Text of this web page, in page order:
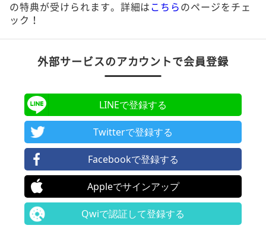
の特典が受けられます。詳細は こちら のページをチェ
ック！
外部サービスのアカウントで会員登録
LINEで登録する
Twitterで登録する
Facebookで登録する
Appleでサインアップ
Qwiで認証して登録する